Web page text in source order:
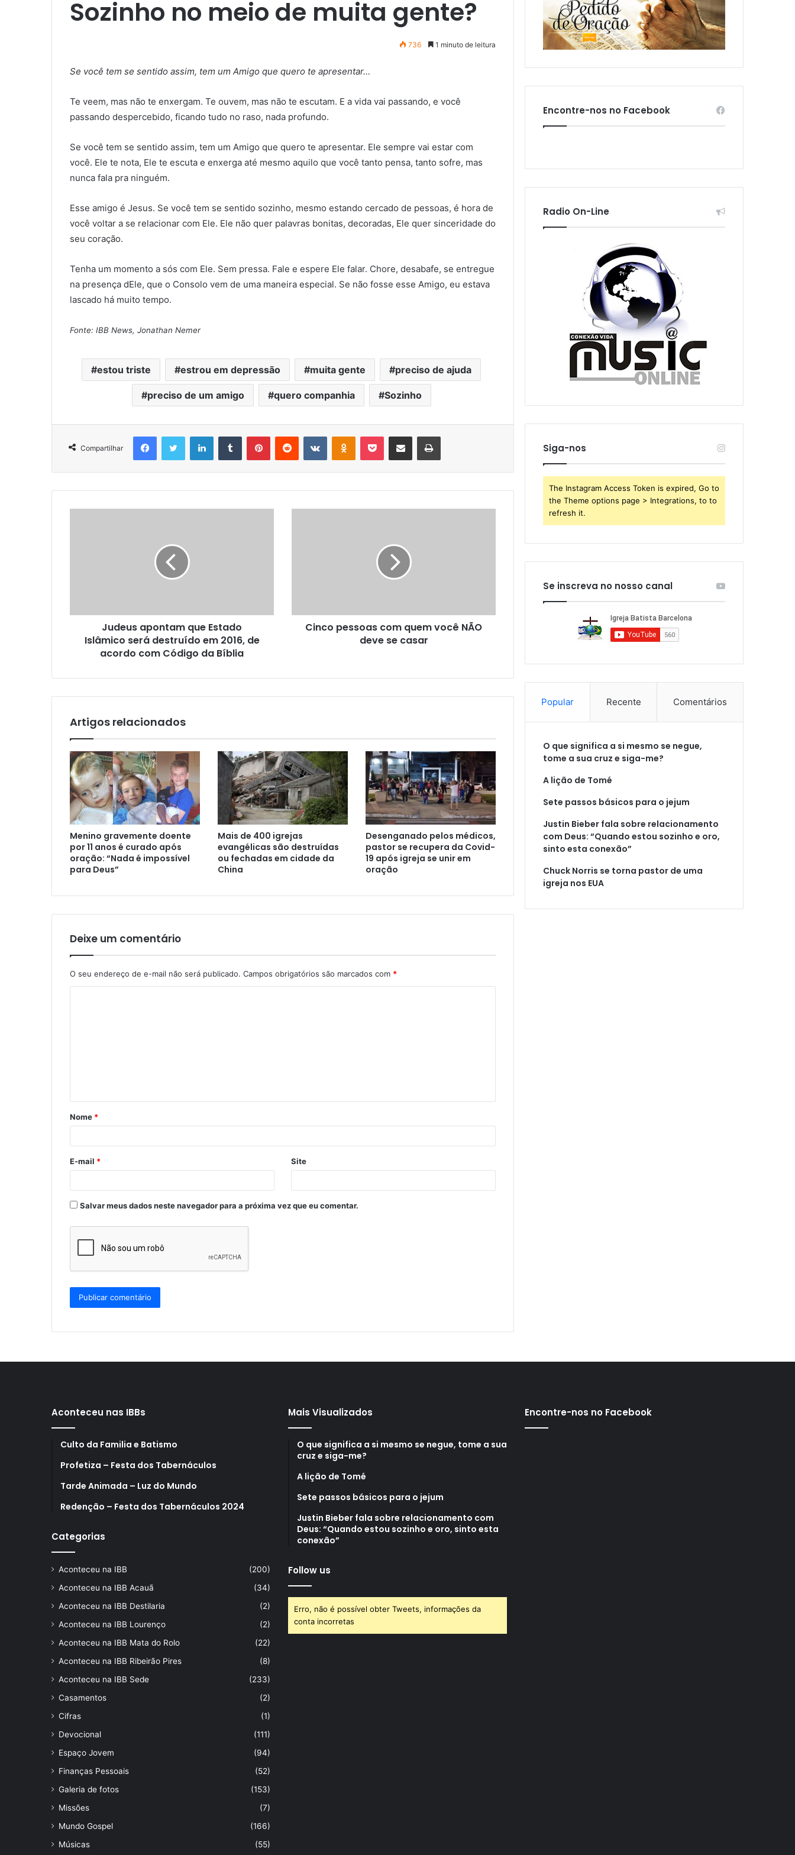
Sozinho no meio de muita gente?
736 1 minuto de leitura
Se você tem se sentido assim, tem um Amigo que quero te apresentar…
Te veem, mas não te enxergam. Te ouvem, mas não te escutam. E a vida vai passando, e você
passando despercebido, ficando tudo no raso, nada profundo.
Se você tem se sentido assim, tem um Amigo que quero te apresentar. Ele sempre vai estar com
você. Ele te nota, Ele te escuta e enxerga até mesmo aquilo que você tanto pensa, tanto sofre, mas
nunca fala pra ninguém.
Esse amigo é Jesus. Se você tem se sentido sozinho, mesmo estando cercado de pessoas, é hora de
você voltar a se relacionar com Ele. Ele não quer palavras bonitas, decoradas, Ele quer sinceridade do
seu coração.
Tenha um momento a sós com Ele. Sem pressa. Fale e espere Ele falar. Chore, desabafe, se entregue
na presença dEle, que o Consolo vem de uma maneira especial. Se não fosse esse Amigo, eu estava
lascado há muito tempo.
Fonte: IBB News, Jonathan Nemer
estou triste estrou em depressão muita gente preciso de ajuda
preciso de um amigo quero companhia Sozinho
Compartilhar
Judeus apontam que Estado
Islâmico será destruído em 2016, de
acordo com Código da Bíblia
Cinco pessoas com quem você NÃO
deve se casar
Artigos relacionados
Menino gravemente doente
por 11 anos é curado após
oração: “Nada é impossível
para Deus”
Mais de 400 igrejas
evangélicas são destruídas
ou fechadas em cidade da
China
Desenganado pelos médicos,
pastor se recupera da Covid-
19 após igreja se unir em
oração
Deixe um comentário
O seu endereço de e-mail não será publicado. Campos obrigatórios são marcados com *
á
r
*
Nome *
E-mail * Site
Salvar meus dados neste navegador para a próxima vez que eu comentar.
Encontre-nos no Facebook
Radio On-Line
Siga-nos
The Instagram Access Token is expired, Go to
the Theme options page > Integrations, to to
refresh it.
Se inscreva no nosso canal
Popular Recente Comentários
O que significa a si mesmo se negue,
tome a sua cruz e siga-me?
A lição de Tomé
Sete passos básicos para o jejum
Justin Bieber fala sobre relacionamento
com Deus: “Quando estou sozinho e oro,
sinto esta conexão”
Chuck Norris se torna pastor de uma
igreja nos EUA
Aconteceu nas IBBs
Culto da Familia e Batismo
Profetiza – Festa dos Tabernáculos
Tarde Animada – Luz do Mundo
Redenção – Festa dos Tabernáculos 2024
Categorias
Aconteceu na IBB
(200)
Aconteceu na IBB Acauã
(34)
Aconteceu na IBB Destilaria
(2)
Aconteceu na IBB Lourenço
(2)
Aconteceu na IBB Mata do Rolo
(22)
Aconteceu na IBB Ribeirão Pires
(8)
Aconteceu na IBB Sede
(233)
Casamentos
(2)
Cifras
(1)
Devocional
(111)
Espaço Jovem
(94)
Finanças Pessoais
(52)
Galeria de fotos
(153)
Missões
(7)
Mundo Gospel
(166)
Músicas
(55)
Mais Visualizados
O que significa a si mesmo se negue, tome a sua
cruz e siga-me?
A lição de Tomé
Sete passos básicos para o jejum
Justin Bieber fala sobre relacionamento com
Deus: “Quando estou sozinho e oro, sinto esta
conexão”
Follow us
Erro, não é possível obter Tweets, informações da
conta incorretas
Encontre-nos no Facebook